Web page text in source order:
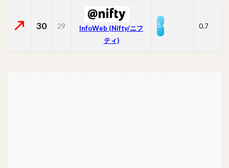
30 29
InfoWeb (Nifty/ニフ
ティ)
5.6 0.7